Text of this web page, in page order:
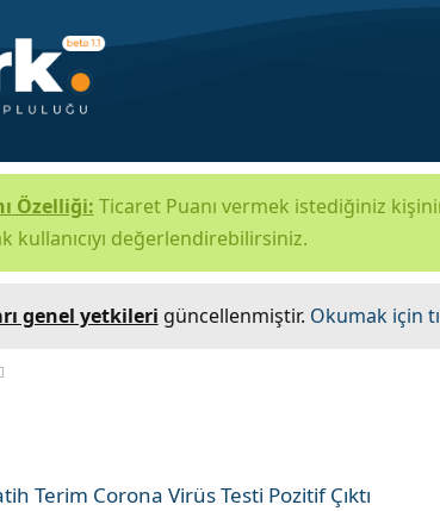
Özelliği: Ticaret Puanı vermek istediğiniz
kullanıcıyı değerlendirebilirsiniz.
genel yetkileri güncellenmiştir. Okumak için
Terim Corona Virüs Testi Pozitif Çıktı